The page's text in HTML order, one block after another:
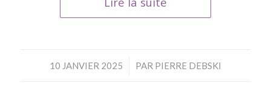
10 JANVIER 2025
/ PAR PIERRE DEBSKI